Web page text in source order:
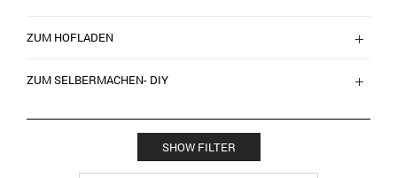
SHOW FILTER
ZUM HOFLADEN
ZUM SELBERMACHEN- DIY